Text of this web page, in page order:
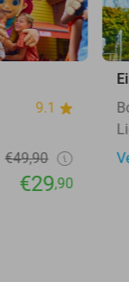
9.1
€49,90
€29,90